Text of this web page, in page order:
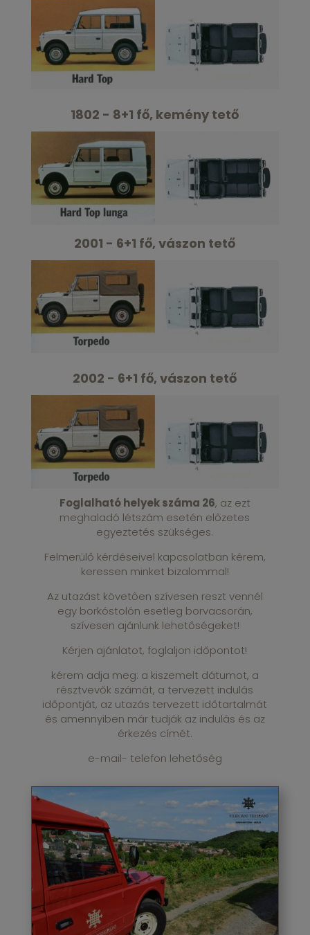
1802 - 8+1 fő, kemény tető
2001 - 6+1 fő, vászon tető
2002 - 6+1 fő, vászon tető
Foglalható helyek száma 26, az ezt
meghaladó létszám esetén előzetes
egyeztetés szükséges.
Felmerülő kérdéseivel kapcsolatban kérem,
keressen minket bizalommal!
Az utazást követően szívesen reszt vennél
egy borkóstolón esetleg borvacsorán,
szívesen ajánlunk lehetőségeket!
Kérjen ajánlatot, foglaljon időpontot!
kérem adja meg: a kiszemelt dátumot, a
résztvevők számát, a tervezett indulás
időpontját, az utazás tervezett időtartalmát
és amennyiben már tudják az indulás és az
érkezés címét.
e-mail- telefon lehetőség